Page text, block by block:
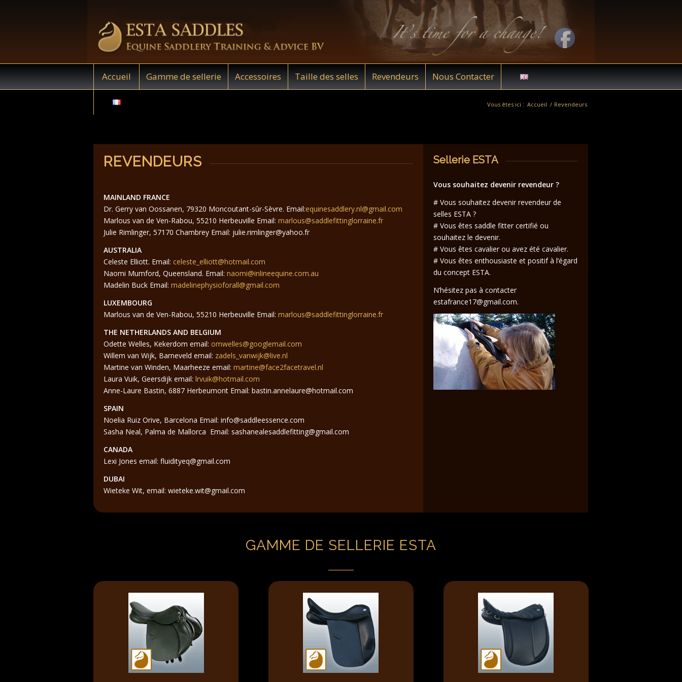
Accueil Gamme de sellerie Accessoires Taille des selles Revendeurs Nous Contacter
Vous êtes ici : Accueil / Revendeurs
REVENDEURS
MAINLAND FRANCE
Dr. Gerry van Oossanen, 79320 Moncoutant-sûr-Sèvre. Email:equinesaddlery.nl@gmail.com
Marlous van de Ven-Rabou, 55210 Herbeuville Email:marlous@saddlefittinglorraine.fr
Julie Rimlinger, 57170 Chambrey Email: julie.rimlinger@yahoo.fr
AUSTRALIA
Celeste Elliott. Email: celeste_elliott@hotmail.com
Naomi Mumford, Queensland. Email:naomi@inlineequine.com.au
Madelin Buck Email:madelinephysioforall@gmail.com
LUXEMBOURG
Marlous van de Ven-Rabou, 55210 Herbeuville Email:marlous@saddlefittinglorraine.fr
THE NETHERLANDS AND BELGIUM
Odette Welles, Kekerdom email: omwelles@googlemail.com
Willem van Wijk, Barneveld email: zadels_vanwijk@live.nl
Martine van Winden, Maarheeze email:martine@face2facetravel.nl
Laura Vuik, Geersdijk email:lrvuik@hotmail.com
Anne-Laure Bastin, 6887 Herbeumont Email: bastin.annelaure@hotmail.com
SPAIN
Noelia Ruiz Orive, Barcelona Email: info@saddleessence.com
Sasha Neal, Palma de Mallorca Email: sashanealesaddlefitting@gmail.com
CANADA
Lexi Jones email: fluidityeq@gmail.com
DUBAI
Wieteke Wit, email: wieteke.wit@gmail.com
Sellerie ESTA
Vous souhaitez devenir revendeur ?
# Vous souhaitez devenir revendeur de
selles ESTA ?
# Vous êtes saddle fitter certifié ou
souhaitez le devenir.
# Vous êtes cavalier ou avez été cavalier.
# Vous êtes enthousiaste et positif à l’égard
du concept ESTA.
N’hésitez pas à contacter
estafrance17@gmail.com.
GAMME DE SELLERIE ESTA